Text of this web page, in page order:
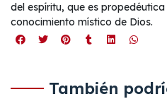
del espíritu, que es
conocimiento místico de Dios.
También